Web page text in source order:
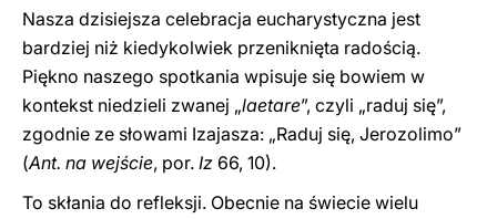
Nasza dzisiejsza celebracja eucharystyczna jest
bardziej niż kiedykolwiek przeniknięta radością.
Piękno naszego spotkania wpisuje się bowiem w
kontekst niedzieli zwanej „laetare”, czyli „raduj się”,
zgodnie ze słowami Izajasza: „Raduj się, Jerozolimo”
(Ant. na wejście, por. Iz 66, 10).
To skłania do refleksji. Obecnie na świecie wielu